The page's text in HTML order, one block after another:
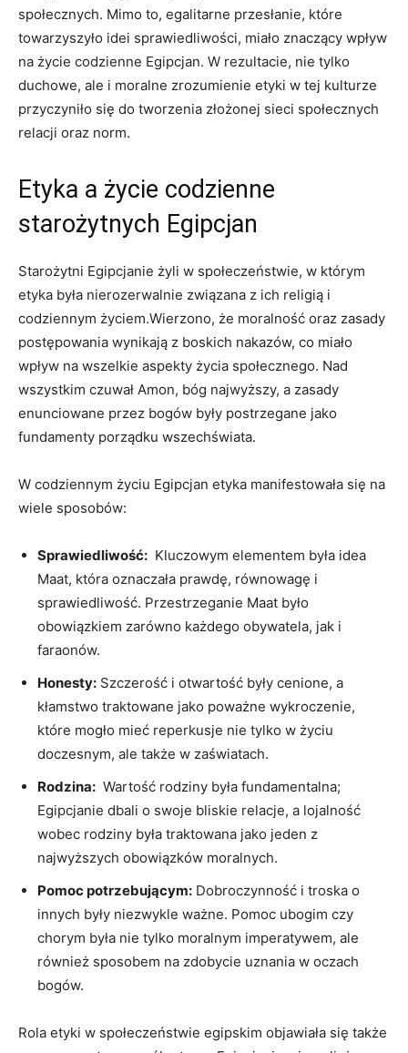
społecznych. Mimo to, egalitarne przesłanie, ​które
towarzyszyło idei sprawiedliwości, miało znaczący wpływ
na życie codzienne Egipcjan. W rezultacie, nie tylko
duchowe, ale i moralne zrozumienie etyki w tej kulturze
przyczyniło się do‍ tworzenia złożonej‍ sieci społecznych
relacji oraz norm.
Etyka ‌a życie codzienne
starożytnych Egipcjan
Starożytni Egipcjanie żyli w społeczeństwie, w którym
⁢etyka była nierozerwalnie związana z ich religią i
codziennym życiem.Wierzono, że moralność oraz zasady⁣
postępowania wynikają z boskich nakazów, ‌co miało
wpływ na‌ wszelkie aspekty⁤ życia społecznego. Nad
wszystkim czuwał ⁢Amon, bóg najwyższy, a ‍zasady
enunciowane przez bogów były⁣ postrzegane​ jako
fundamenty​ porządku wszechświata.
W codziennym​ życiu‍ Egipcjan etyka manifestowała się na
wiele sposobów:
Sprawiedliwość: ⁤ Kluczowym elementem była idea
Maat, która​ oznaczała prawdę, równowagę i
⁤sprawiedliwość. Przestrzeganie Maat było
obowiązkiem zarówno każdego ⁢obywatela, jak i
faraonów.
Honesty: Szczerość i otwartość były cenione, a
kłamstwo traktowane jako poważne wykroczenie,
które mogło⁣ mieć reperkusje nie tylko w życiu​
doczesnym, ale także w‌ zaświatach.
Rodzina: ⁤ Wartość rodziny była fundamentalna;
Egipcjanie dbali o swoje bliskie relacje, a lojalność
wobec rodziny była ⁣traktowana jako jeden z
najwyższych ⁢obowiązków moralnych.
Pomoc potrzebującym: Dobroczynność​ i troska o
innych były niezwykle ważne. Pomoc ubogim czy
⁣chorym była nie tylko moralnym ⁢imperatywem, ale‌
również sposobem na zdobycie uznania w oczach
bogów.
Rola ⁢etyki w społeczeństwie egipskim objawiała się także